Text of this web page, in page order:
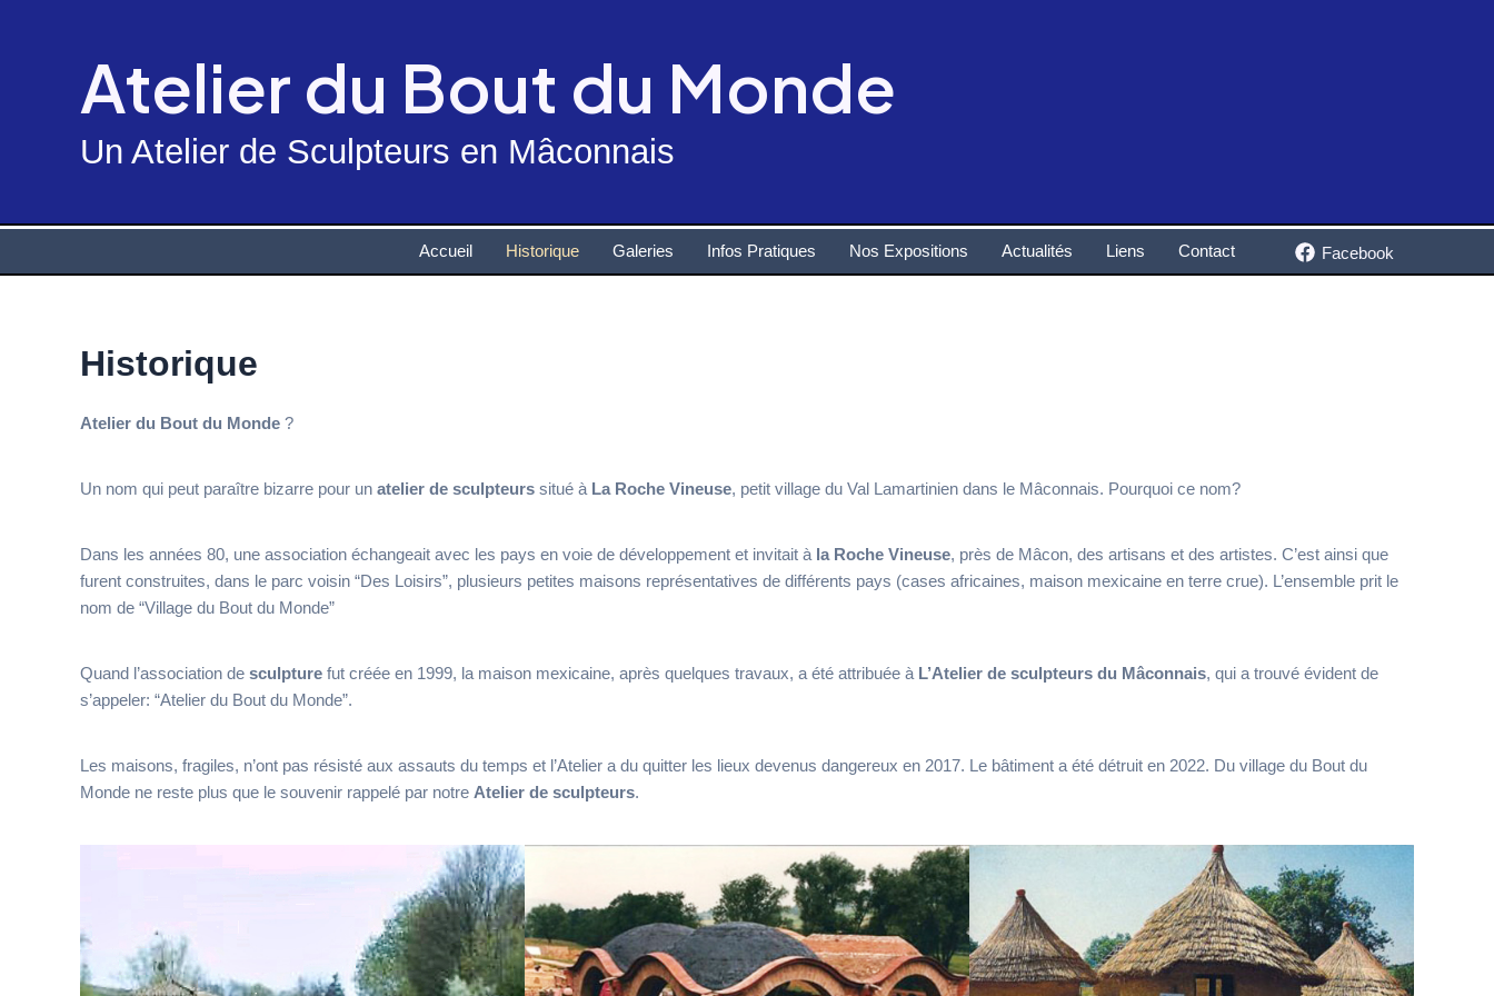
Atelier du Bout du Monde
Un Atelier de Sculpteurs en Mâconnais
Accueil Historique Galeries Infos Pratiques Nos Expositions Actualités Liens Contact Facebook
Historique
Atelier du Bout du Monde ?
Un nom qui peut paraître bizarre pour un atelier de sculpteurs situé à La Roche Vineuse, petit village du Val Lamartinien dans le Mâconnais. Pourquoi ce nom?
Dans les années 80, une association échangeait avec les pays en voie de développement et invitait à la Roche Vineuse, près de Mâcon, des artisans et des artistes. C’est ainsi que
furent construites, dans le parc voisin “Des Loisirs”, plusieurs petites maisons représentatives de différents pays (cases africaines, maison mexicaine en terre crue). L’ensemble prit le
nom de “Village du Bout du Monde”
Quand l’association de sculpture fut créée en 1999, la maison mexicaine, après quelques travaux, a été attribuée à L’Atelier de sculpteurs du Mâconnais, qui a trouvé évident de
s’appeler: “Atelier du Bout du Monde”.
Les maisons, fragiles, n’ont pas résisté aux assauts du temps et l’Atelier a du quitter les lieux devenus dangereux en 2017. Le bâtiment a été détruit en 2022. Du village du Bout du
Monde ne reste plus que le souvenir rappelé par notre Atelier de sculpteurs.